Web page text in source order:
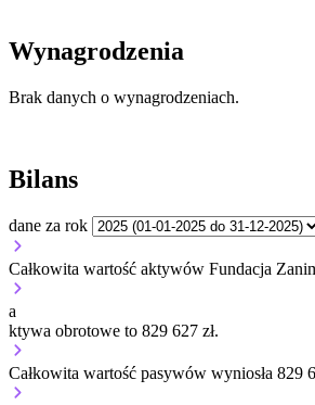
Wynagrodzenia
Brak danych o wynagrodzeniach.
Bilans
dane za rok
Całkowita wartość aktywów Fundacja
a
ktywa obrotowe to 829 627 zł.
Całkowita wartość pasywów wyniosła 829